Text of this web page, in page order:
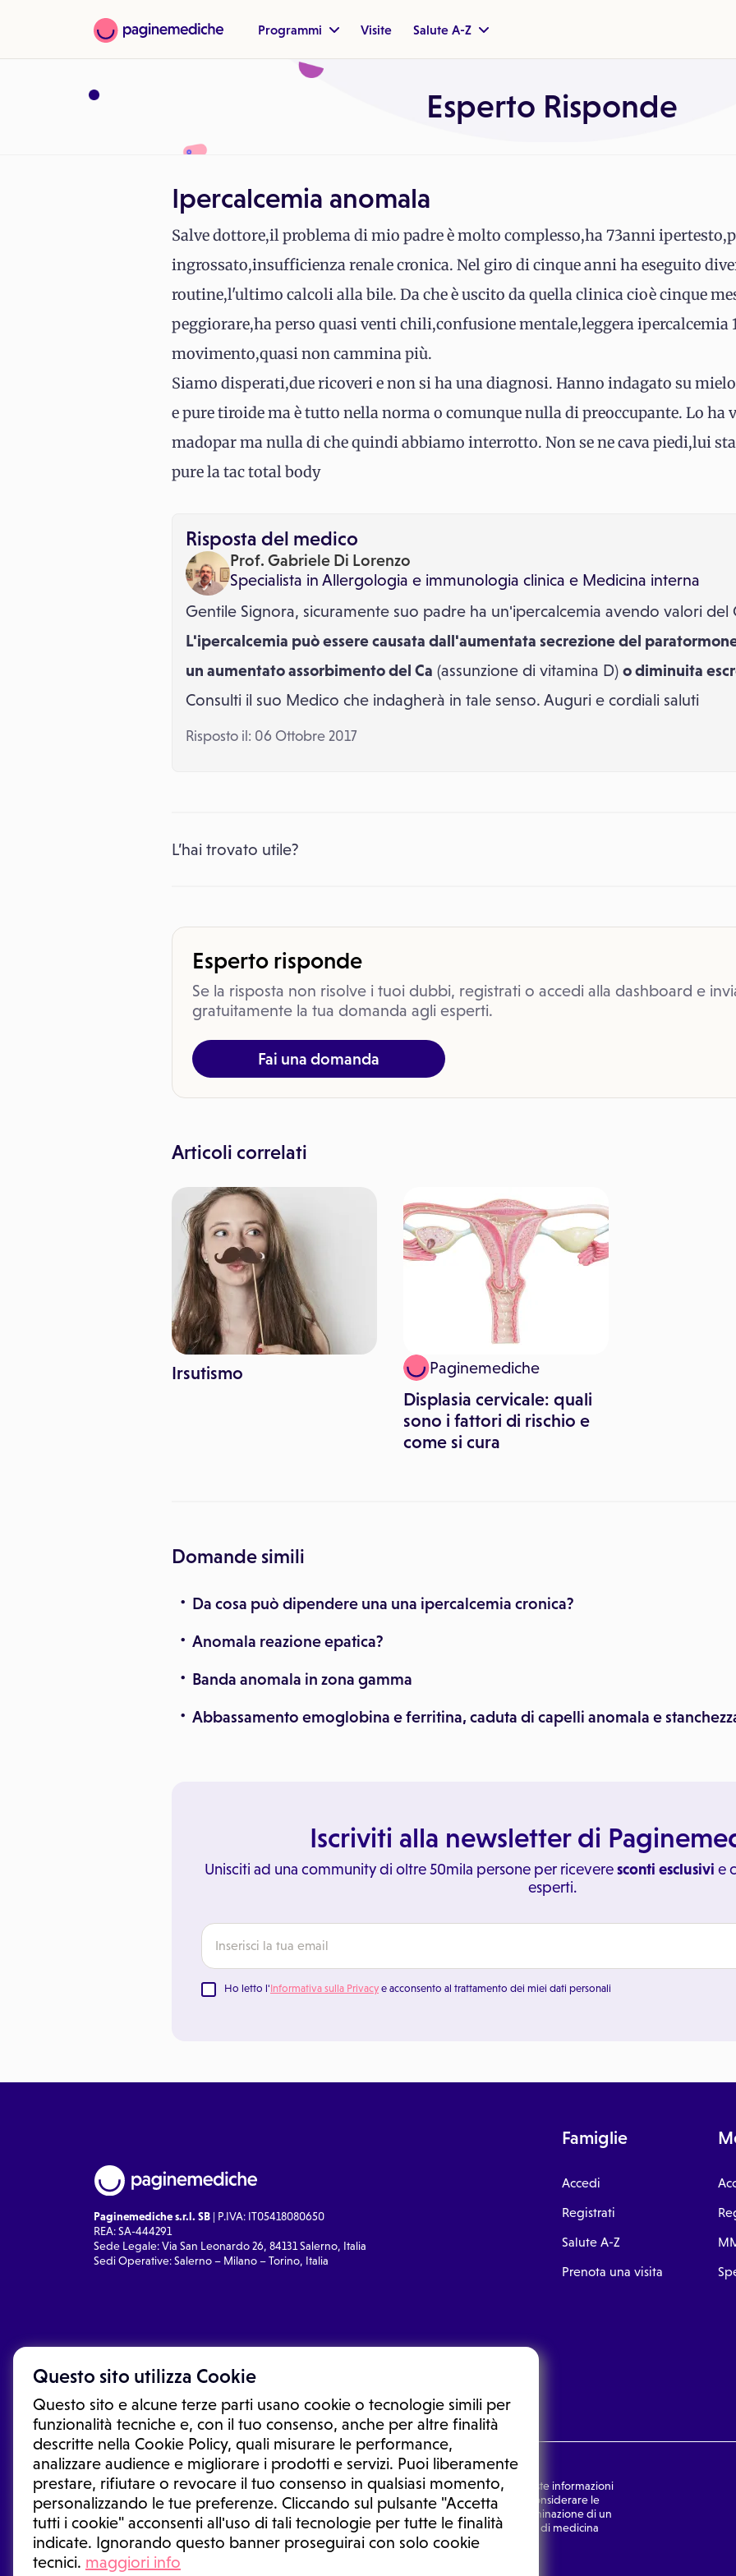
Questo sito utilizza Cookie
Questo sito e alcune terze parti usano cookie o tecnologie simili per
funzionalità tecniche e, con il tuo consenso, anche per altre finalità
descritte nella Cookie Policy, quali misurare le performance,
analizzare audience e migliorare i prodotti e servizi. Puoi liberamente
prestare, rifiutare o revocare il tuo consenso in qualsiasi momento,
personalizzando le tue preferenze. Cliccando sul pulsante "Accetta
tutti i cookie" acconsenti all'uso di tali tecnologie per tutte le finalità
indicate. Ignorando questo banner proseguirai con solo cookie
tecnici. maggiori info
Programmi Visite Salute A-Z
Esperto Risponde
Ipercalcemia anomala
Salve dottore,il problema di mio padre è molto complesso,ha 73anni
ingrossato,insufficienza renale cronica. Nel giro di cinque anni ha eseguito
routine,l'ultimo calcoli alla bile. Da che è uscito da quella clinica cioè cinque
peggiorare,ha perso quasi venti chili,confusione mentale,leggera ipercalcemia
movimento,quasi non cammina più.
Siamo disperati,due ricoveri e non si ha una diagnosi. Hanno indagato su
e pure tiroide ma è tutto nella norma o comunque nulla di preoccupante. Lo ha
madopar ma nulla di che quindi abbiamo interrotto. Non se ne cava piedi,lui
pure la tac total body
Risposta del medico
Prof. Gabriele Di Lorenzo
Specialista in Allergologia e immunologia clinica e Medicina interna
Gentile Signora, sicuramente suo padre ha un'ipercalcemia avendo valori del
L'ipercalcemia può essere causata dall'aumentata secrezione del
un aumentato assorbimento del Ca (assunzione di vitamina D) o diminuita
Consulti il suo Medico che indagherà in tale senso. Auguri e cordiali saluti
Risposto il: 06 Ottobre 2017
L’hai trovato utile?
Esperto risponde
Se la risposta non risolve i tuoi dubbi, registrati o accedi alla dashboard e
gratuitamente la tua domanda agli esperti.
Fai una domanda
Articoli correlati
Irsutismo Paginemediche
Displasia cervicale: quali
sono i fattori di rischio e
come si cura
Domande simili
Da cosa può dipendere una una ipercalcemia cronica?
Anomala reazione epatica?
Banda anomala in zona gamma
Abbassamento emoglobina e ferritina, caduta di capelli anomala e
Iscriviti alla newsletter di
Unisciti ad una community di oltre 50mila persone per riceveresconti esclusivi e
esperti.
Ho letto l'Informativa sulla Privacy e acconsento al trattamento dei miei dati personali
Paginemediche s.r.l. SB | P.IVA: IT05418080650
REA: SA-444291
Sede Legale: Via San Leonardo 26, 84131 Salerno, Italia
Sedi Operative: Salerno – Milano – Torino, Italia
Famiglie
Accedi
Registrati
Salute A-Z
Prenota una visita
Le informazioni proposte in questo sito non sono un consulto medico. In nessun caso, queste informazioni
sostituiscono un consulto, una visita o una diagnosi formulata dal medico. Non si devono considerare le
informazioni disponibili come suggerimenti per la formulazione di una diagnosi, la determinazione di un
trattamento o l'assunzione o sospensione di un farmaco senza prima consultare un medico di medicina
generale o uno specialista.
Condizioni di utilizzo